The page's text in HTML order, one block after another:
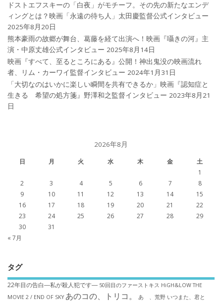
ドストエフスキーの「白夜」がモチーフ。その先の新たなエンデ
ィングとは？映画「永遠の待ち人」太田慶監督公式インタビュー
2025年8月20日
熊本豪雨の故郷が舞台、葛藤を経て出演へ！映画『囁きの河』主
演・中原丈雄公式インタビュー 2025年8月14日
映画『すべて、至るところにある』公開！神出鬼没の映画流れ
者、リム・カーワイ監督インタビュー 2024年1月31日
「大切なのはいかに楽しい瞬間を共有できるか」映画『認知症と
生きる 希望の処方箋』野澤和之監督インタビュー 2023年8月21
日
2026年8月
日 月 火 水 木 金
土
1
2
3 4 5 6 7
8
9
10 11 12 13 14
15
16
17 18 19 20 21
22
23
24 25 26 27 28
29
30
31
« 7月
タグ
22年目の告白―私が殺人犯です― 50回目のファーストキス HiGH&LOW THE
MOVIE 2 / END OF SKY あのコの、トリコ。 あゝ、荒野 いつまた、君と